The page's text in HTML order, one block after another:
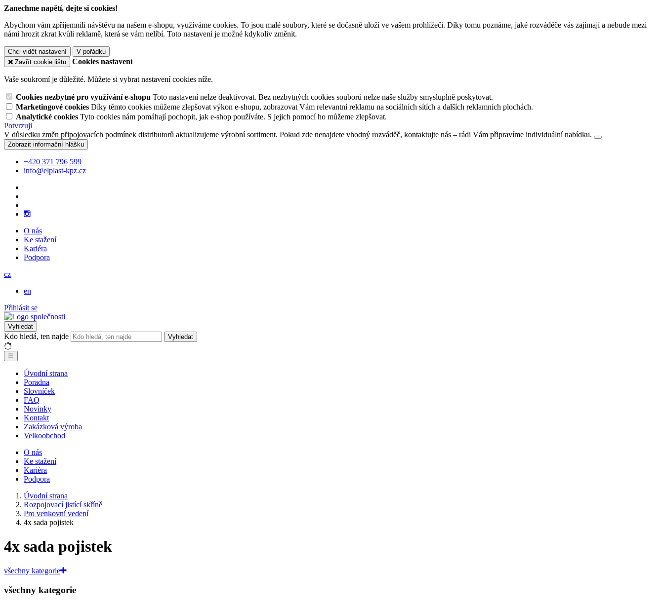
Zanechme napětí, dejte si cookies!
Abychom vám zpříjemnili návštěvu na našem e-shopu, využíváme cookies. To jsou malé soubory, které se dočasně uloží ve vašem prohlížeči. Díky tomu poznáme, jaké rozváděče vás zajímají a nebude mezi
námi hrozit zkrat kvůli reklamě, která se vám nelíbí. Toto nastavení je možné kdykoliv změnit.
Chci vidět nastavení
V pořádku
Zavřít cookie lištu
Cookies nastavení
Vaše soukromí je důležité. Můžete si vybrat nastavení cookies níže.
Cookies nezbytné pro využívání e-shopu Toto nastavení nelze deaktivovat. Bez nezbytných cookies souborů nelze naše služby smysluplně poskytovat.
Marketingové cookies Díky těmto cookies můžeme zlepšovat výkon e-shopu, zobrazovat Vám relevantní reklamu na sociálních sítích a dalších reklamních plochách.
Analytické cookies Tyto cookies nám pomáhají pochopit, jak e-shop používáte. S jejich pomocí ho můžeme zlepšovat.
Potvrzuji
V důsledku změn připojovacích podmínek distributorů aktualizujeme výrobní sortiment. Pokud zde nenajdete vhodný rozváděč, kontaktujte nás – rádi Vám připravíme individuální nabídku.
Zobrazit informační hlášku
+420 371 796 599
info@elplast-kpz.cz
O nás
Ke stažení
Kariéra
Podpora
cz
en
Přihlásit se
Vyhledat
Kdo hledá, ten najde Vyhledat
☰
Úvodní strana
Poradna
Slovníček
FAQ
Novinky
Kontakt
Zakázková výroba
Velkoobchod
O nás
Ke stažení
Kariéra
Podpora
Úvodní strana
Rozpojovací jistící skříně
Pro venkovní vedení
4x sada pojistek
4x sada pojistek
všechny kategorie
všechny kategorie